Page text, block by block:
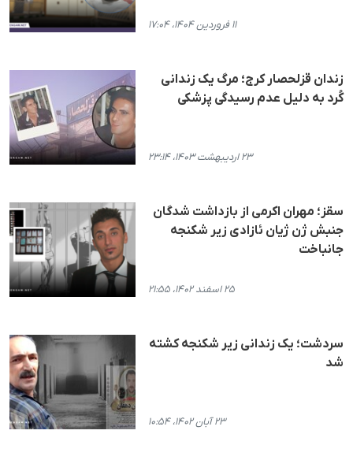
۱۱ فروردین ۱۴۰۴، ۱۷:۰۴
زندان قزلحصار کرج؛ مرگ یک زندانی
کُرد به دلیل عدم رسیدگی پزشکی
۲۳ اردیبهشت ۱۴۰۳، ۲۳:۱۴
سقز؛ مهران اکرمی از بازداشت شدگان
جنبش ژن ژیان ئازادی زیر شکنجه
جانباخت
۲۵ اسفند ۱۴۰۲، ۲۱:۵۵
سردشت؛ یک زندانی زیر شکنجه کشته
شد
۲۳ آبان ۱۴۰۲، ۱۰:۵۴